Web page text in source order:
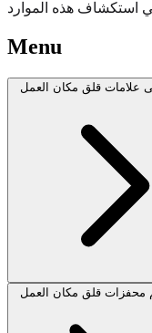
Menu
علامات قلق مكان العمل
محفزات قلق مكان العمل